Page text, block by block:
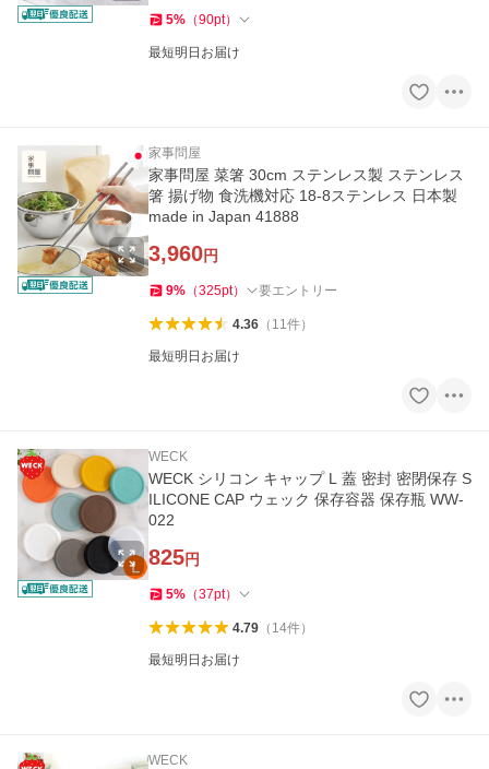
5% （90pt）
最短明日お届け
家事問屋
家事問屋 菜箸 30cm ステンレス製 ステンレス
箸 揚げ物 食洗機対応 18-8ステンレス 日本製
made in Japan 41888
3,960円
9% （325pt） 要エントリー
4.36（ 11 件）
最短明日お届け
WECK
WECK シリコン キャップ L 蓋 密封 密閉保存 S
ILICONE CAP ウェック 保存容器 保存瓶 WW-
022
825円
5% （37pt）
4.79（ 14件）
最短明日お届け
WECK